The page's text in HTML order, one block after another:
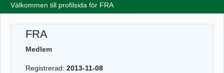
Registrera ett konto
Logga in
Välkommen till profilsida för FRA
FRA
Medlem
Registrerad:2013-11-08